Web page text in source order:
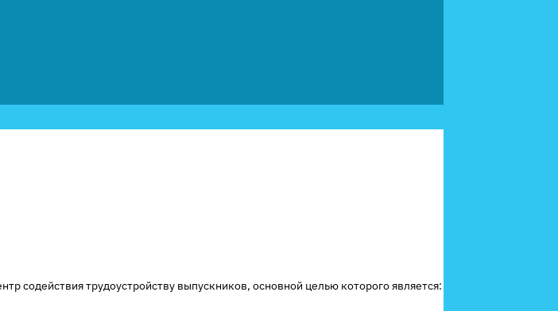
содействия трудоустройству выпускников, основной целью которого является: